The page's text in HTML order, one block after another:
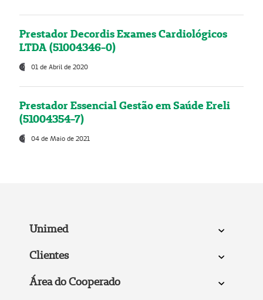
Prestador Decordis Exames Cardiológicos
LTDA (51004346-0)
01 de Abril de 2020
Prestador Essencial Gestão em Saúde Ereli
(51004354-7)
04 de Maio de 2021
Unimed
Clientes
Área do Cooperado